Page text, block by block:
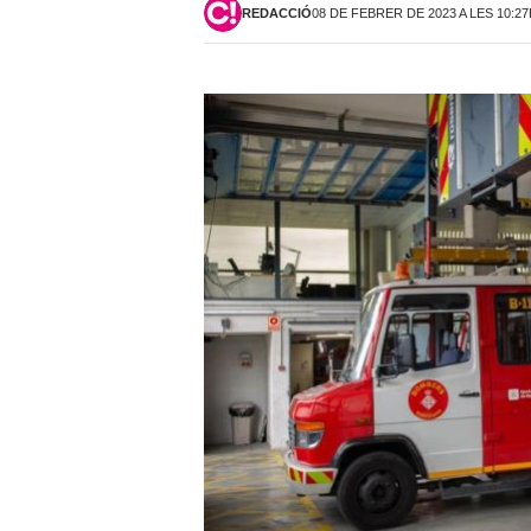
REDACCIÓ08 DE FEBRER DE 2023 A LES